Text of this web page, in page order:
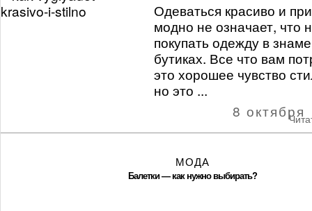
Одеваться красиво и
модно не означает, что
покупать одежду в
бутиках. Все что вам
это хорошее чувство
но это ...
8 октября
МОДА
Балетки — как нужно выбирать?